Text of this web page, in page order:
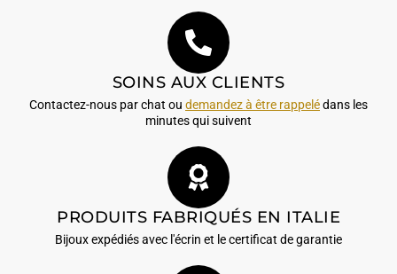
SOINS AUX CLIENTS
Contactez-nous par chat ou demandez à être rappelédans les
minutes qui suivent
PRODUITS FABRIQUÉS EN ITALIE
Bijoux expédiés avec l'écrin et le certificat de garantie